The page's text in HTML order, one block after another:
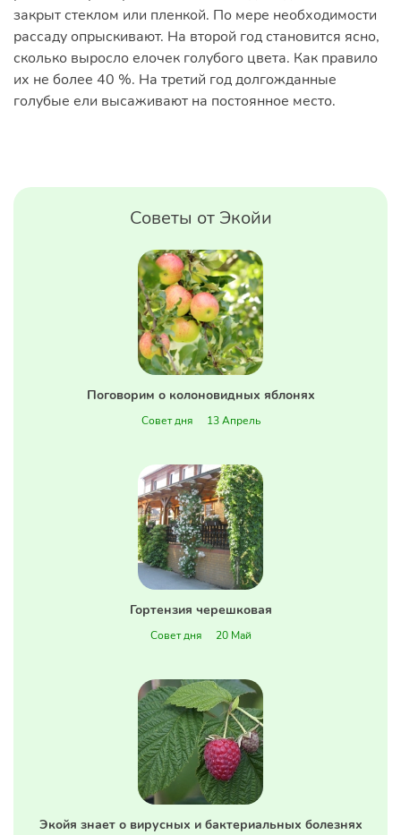
закрыт стеклом или пленкой. По мере необходимости
рассаду опрыскивают. На второй год становится ясно,
сколько выросло елочек голубого цвета. Как правило
их не более 40 %. На третий год долгожданные
голубые ели высаживают на постоянное место.
Советы от Экойи
Поговорим о колоновидных яблонях
Совет дня 13 Апрель
Гортензия черешковая
Совет дня 20 Май
Экойя знает о вирусных и бактериальных болезнях